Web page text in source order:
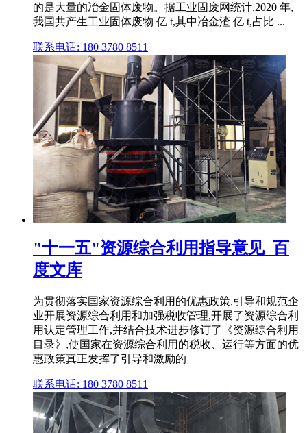
的是大量的冶金固体废物。据工业固废网统计,2020 年,
我国共产生工业固体废物 亿 t,其中冶金渣 亿 t,占比 ...
联系电话: 180 3780 8511
"十一五"资源综合利用指导意见_百
度文库
为贯彻落实国家资源综合利用的优惠政策,引导和规范企
业开展资源综合利用和加强税收管理,开展了资源综合利
用认定管理工作,并结合技术进步修订了《资源综合利用
目录》,使国家在资源综合利用的税收、运行等方面的优
惠政策真正发挥了引导和激励的
联系电话: 180 3780 8511